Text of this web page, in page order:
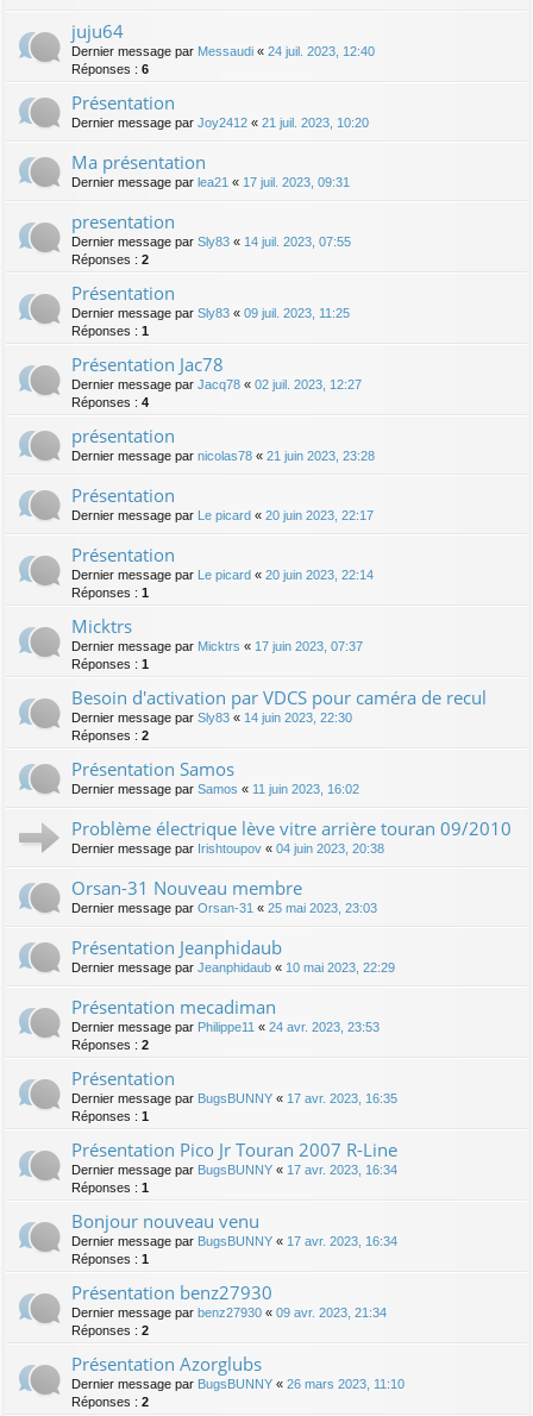
juju64
Dernier message par Messaudi « 24 juil. 2023, 12:40
Réponses : 6
Présentation
Dernier message par Joy2412 « 21 juil. 2023, 10:20
Ma présentation
Dernier message par lea21 « 17 juil. 2023, 09:31
presentation
Dernier message par Sly83 « 14 juil. 2023, 07:55
Réponses : 2
Présentation
Dernier message par Sly83 « 09 juil. 2023, 11:25
Réponses : 1
Présentation Jac78
Dernier message par Jacq78 « 02 juil. 2023, 12:27
Réponses : 4
présentation
Dernier message par nicolas78 « 21 juin 2023, 23:28
Présentation
Dernier message par Le picard « 20 juin 2023, 22:17
Présentation
Dernier message par Le picard « 20 juin 2023, 22:14
Réponses : 1
Micktrs
Dernier message par Micktrs « 17 juin 2023, 07:37
Réponses : 1
Besoin d'activation par VDCS pour caméra de recul
Dernier message par Sly83 « 14 juin 2023, 22:30
Réponses : 2
Présentation Samos
Dernier message par Samos « 11 juin 2023, 16:02
Problème électrique lève vitre arrière touran 09/2010
Dernier message par Irishtoupov « 04 juin 2023, 20:38
Orsan-31 Nouveau membre
Dernier message par Orsan-31 « 25 mai 2023, 23:03
Présentation Jeanphidaub
Dernier message par Jeanphidaub « 10 mai 2023, 22:29
Présentation mecadiman
Dernier message par Philippe11 « 24 avr. 2023, 23:53
Réponses : 2
Présentation
Dernier message par BugsBUNNY « 17 avr. 2023, 16:35
Réponses : 1
Présentation Pico Jr Touran 2007 R-Line
Dernier message par BugsBUNNY « 17 avr. 2023, 16:34
Réponses : 1
Bonjour nouveau venu
Dernier message par BugsBUNNY « 17 avr. 2023, 16:34
Réponses : 1
Présentation benz27930
Dernier message par benz27930 « 09 avr. 2023, 21:34
Réponses : 2
Présentation Azorglubs
Dernier message par BugsBUNNY « 26 mars 2023, 11:10
Réponses : 2